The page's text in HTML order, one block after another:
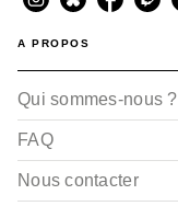
A PROPOS
Qui sommes-nous ?
FAQ
Nous contacter